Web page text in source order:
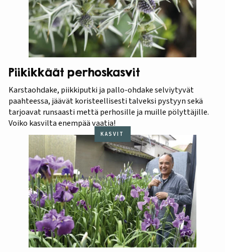
Piikikkäät perhoskasvit
Karstaohdake, piikkiputki ja pallo-ohdake selviytyvät
paahteessa, jäävät koristeellisesti talveksi pystyyn sekä
tarjoavat runsaasti mettä perhosille ja muille pölyttäjille.
Voiko kasvilta enempää vaatia!
KASVIT